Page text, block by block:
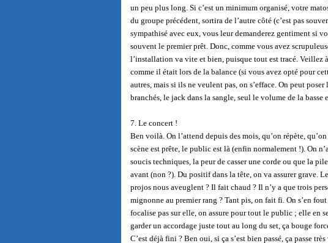
un peu plus long. Si c’est un minimum organisé, votre
du groupe précédent, sortira de l’autre côté (c’est pas
sympathisé avec eux, vous leur demanderez gentiment si
souvent le premier prêt. Donc, comme vous avez
l’installation va vite et bien, puisque tout est tracé. Veillez
comme il était lors de la balance (si vous avez opté pour
autres, mais si ils ne veulent pas, on s’efface. On peut
branchés, le jack dans la sangle, seul le volume de la basse
7. Le concert !
Ben voilà. On l’attend depuis des mois, qu’on répète,
scène est prête, le public est là (enfin normalement !). On
soucis techniques, la peur de casser une corde ou que la
avant (non ?). Du positif dans la tête, on va assurer grave.
projos nous aveuglent ? Il fait chaud ? Il n’y a que trois
mignonne au premier rang ? Tant pis, on fait fi. On s’en
focalise pas sur elle, on assure pour tout le public ; elle en
garder un accordage juste tout au long du set, ça bouge
C’est déjà fini ? Ben oui, si ça s’est bien passé, ça passe